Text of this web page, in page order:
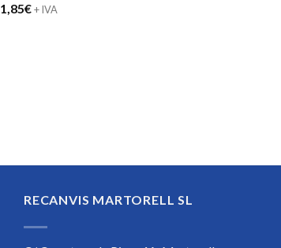
1,85€+ IVA
RECANVIS MARTORELL SL